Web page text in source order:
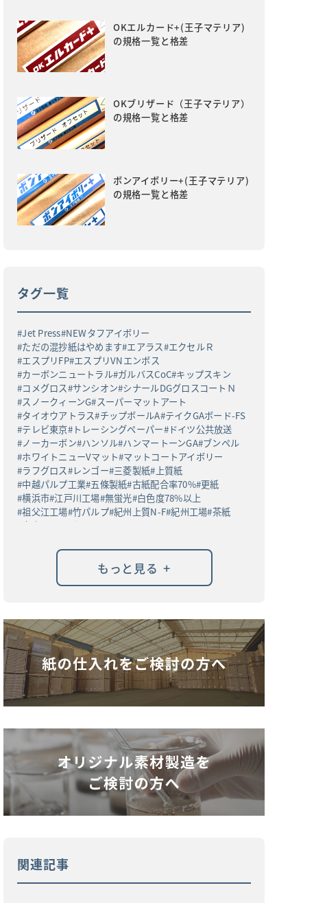
OKエルカード+(王子マテリア)
の規格一覧と格差
OKブリザード（王子マテリア）
の規格一覧と格差
ボンアイボリー+(王子マテリア)
の規格一覧と格差
タグ一覧
Jet Press NEWタフアイボリー
ただの混抄紙はやめます エアラス エクセルＲ
エスプリFP エスプリVNエンボス
カーボンニュートラル ガルバスCoC キップスキン
コメグロス サンシオン シナールDGグロスコートＮ
スノークィーンG スーパーマットアート
タイオウアトラス チップボールA テイクGAボード-FS
テレビ東京 トレーシングペーパー ドイツ公共放送
ノーカーボン ハンソル ハンマートーンGA ブンペル
ホワイトニューVマット マットコートアイボリー
ラフグロス レンゴー 三菱製紙
上質紙
中越パルプ工業 五條製紙 古紙配合率70% 更紙
横浜市 江戸川工場 無蛍光 白色度78%以上
祖父江工場 竹パルプ 紀州上質N-F 紀州工場 茶紙
高白ラフバガス
もっと見る +
関連記事